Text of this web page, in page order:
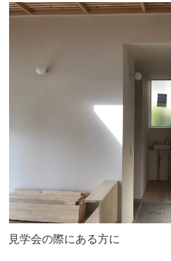
見学会の際にある方に